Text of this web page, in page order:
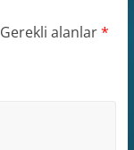
Gerekli alanlar*